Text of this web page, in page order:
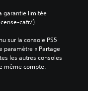
garantie limitée
cafr/).
sur la console PS5
paramètre « Partage
les autres consoles
même compte.